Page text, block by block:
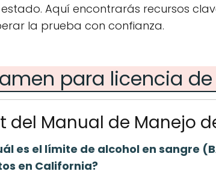
Aquí encontrarás recursos
la prueba con confianza.
para licencia
del Manual de Manejo
es el límite de alcohol en sangre
en California?